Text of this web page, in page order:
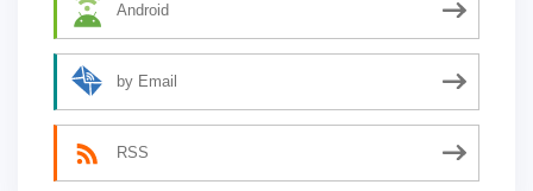
Android
by Email
RSS